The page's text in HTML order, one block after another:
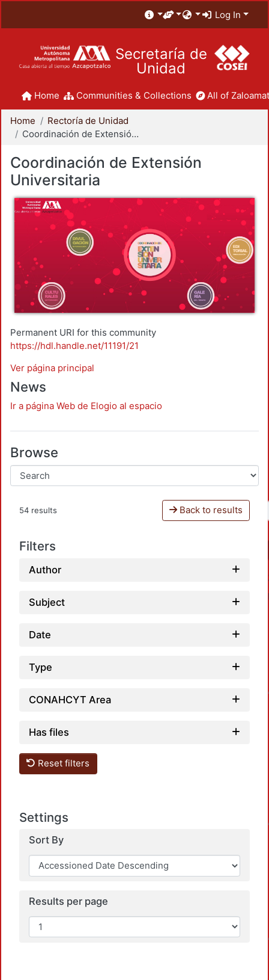
Log In
Secretaría de
Unidad
Home Communities & Collections All of
Home
Rectoría de Unidad
Coordinación de Extensión Universitaria
Coordinación de Extensión
Universitaria
Permanent URI for this community
https://hdl.handle.net/11191/21
Ver página principal
News
Ir a página Web de Elogio al espacio
Browse
54 results Back to results
Filters
Author
Subject
Date
Type
CONAHCYT Area
Has files
Reset filters
Settings
Sort By
Results per page